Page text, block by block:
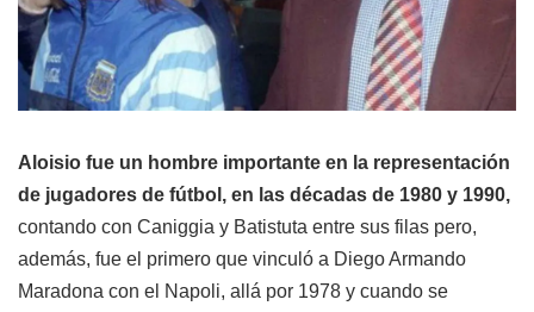
Aloisio fue un hombre importante en la representación
de jugadores de fútbol, en las décadas de 1980 y 1990,
contando con Caniggia y Batistuta entre sus filas pero,
además, fue el primero que vinculó a Diego Armando
Maradona con el Napoli, allá por 1978 y cuando se